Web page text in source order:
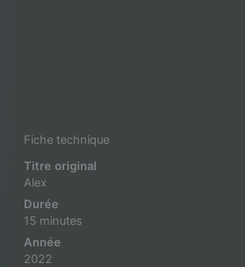
Fiche technique
Titre original
Alex
Durée
15 minutes
Année
2022